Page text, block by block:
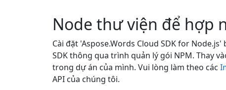
Node thư viện để hợp
Cài đặt 'Aspose.Words Cloud SDK for
SDK thông qua trình quản lý gói NPM. Thay
trong dự án của mình. Vui lòng làm theo các
API của chúng tôi.